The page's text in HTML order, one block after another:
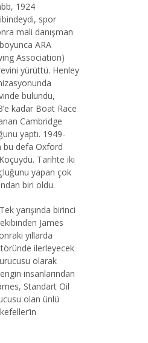
1924
spor
mali danışman
ARA
Association)
yürüttü. Henley
bulundu,
kadar Boat Race
Cambridge
yaptı. 1949-
bu defa Oxford
Tarihte iki
yapan çok
biri oldu.
yarışında birinci
James
yıllarda
ilerleyecek
olarak
insanlarından
Standart Oil
olan ünlü